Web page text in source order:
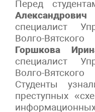
Перед
специалист
Волго-
Горшкова
специалист
Волго-
Студенты
преступных